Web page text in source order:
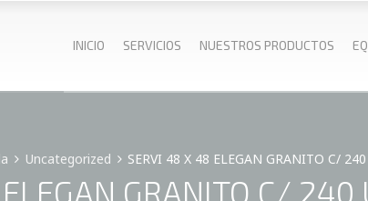
INICIO SERVICIOS NUESTROS PRODUCTOS
Uncategorized SERVI 48 X 48 ELEGAN GRANITO C/
GRANITO C/ 240